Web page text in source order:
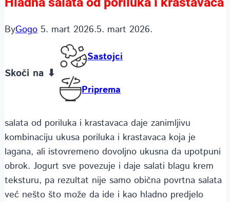
ByGogo 5. mart 2026.5. mart 2026.
Skoči na ⬇
Sastojci
Priprema
salata od poriluka i krastavaca daje zanimljivu
kombinaciju ukusa poriluka i krastavaca koja je
lagana, ali istovremeno dovoljno ukusna da upotpuni
obrok. Jogurt sve povezuje i daje salati blagu krem
teksturu, pa rezultat nije samo obična povrtna salata
već nešto što može da ide i kao hladno predjelo